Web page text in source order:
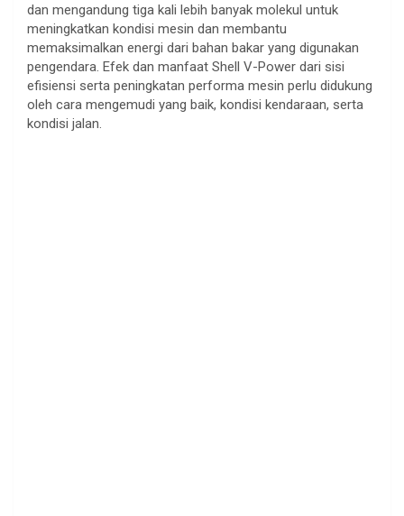
dan mengandung tiga kali lebih banyak molekul untuk
meningkatkan kondisi mesin dan membantu
memaksimalkan energi dari bahan bakar yang digunakan
pengendara. Efek dan manfaat Shell V-Power dari sisi
efisiensi serta peningkatan performa mesin perlu didukung
oleh cara mengemudi yang baik, kondisi kendaraan, serta
kondisi jalan.